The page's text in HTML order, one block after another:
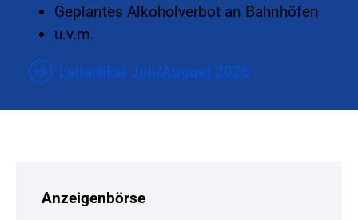
Geplantes Alkoholverbot an Bahnhöfen
u.v.m.
Leitartikel Juli/August 2026
Anzeigenbörse